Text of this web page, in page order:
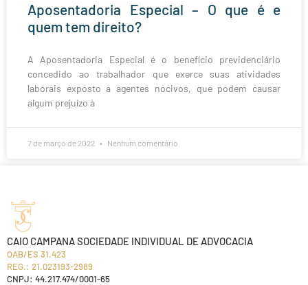
Aposentadoria Especial – O que é e
quem tem direito?
A Aposentadoria Especial é o benefício previdenciário
concedido ao trabalhador que exerce suas atividades
laborais exposto a agentes nocivos, que podem causar
algum prejuízo à
7 de março de 2022 Nenhum comentário
CAIO CAMPANA SOCIEDADE INDIVIDUAL DE ADVOCACIA
OAB/ES 31.423
REG.: 21.023193-2989
CNPJ: 44.217.474/0001-65